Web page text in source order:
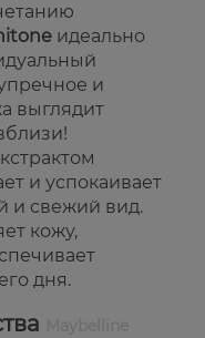
идеально
и
выглядит
и успокаивает
и свежий вид.
кожу,
дня.